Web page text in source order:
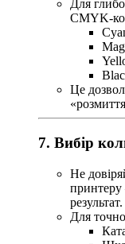
Для
CMYK-
Це
7. Вибір
Не
принтеру
результат.
Для